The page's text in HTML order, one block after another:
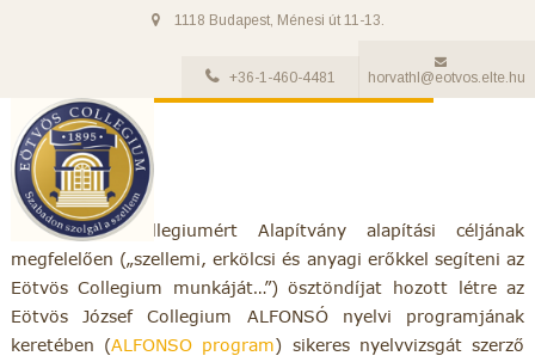
1118 Budapest, Ménesi út 11-13.
+36-1-460-4481 horvathl@eotvos.elte.hu
Az Eötvös Collegiumért Alapítvány alapítási céljának
megfelelően („szellemi, erkölcsi és anyagi erőkkel segíteni az
Eötvös Collegium munkáját…”) ösztöndíjat hozott létre az
Eötvös József Collegium ALFONSÓ nyelvi programjának
keretében (ALFONSO program) sikeres nyelvvizsgát szerző